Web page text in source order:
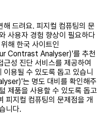
해 드려요. 피지컬 컴퓨팅의 문
사용자 경험 향상이 필요하다
해 한국 사이트인
Contrast Analyser)'를 추천
성 진단 서비스를 제공하여
용될 수 있도록 돕고 있습니
는 명도 대비를 확인해주
제품을 사용할 수 있도록 돕고
피지컬 컴퓨팅의 문제점을 개
니다.